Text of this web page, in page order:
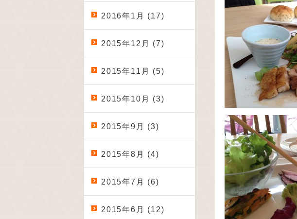
2016年1月 (17)
2015年12月 (7)
2015年11月 (5)
2015年10月 (3)
2015年9月 (3)
2015年8月 (4)
2015年7月 (6)
2015年6月 (12)